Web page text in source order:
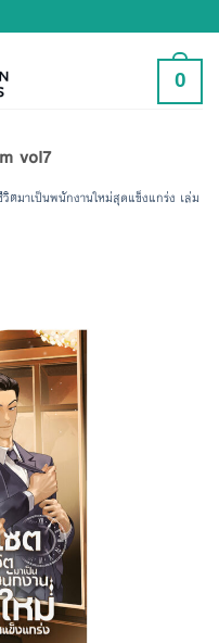
0
vol7
วิตมาเป็นพนักงานใหม่สุดแข็งแกร่ง เล่ม